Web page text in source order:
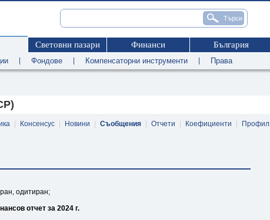
Световни пазари Финанси България
Фондове Компенсаторни инструменти Права
Консенсус Новини Съобщения Отчети Коефициенти Профил
одитиран;
отчет за 2024 г.